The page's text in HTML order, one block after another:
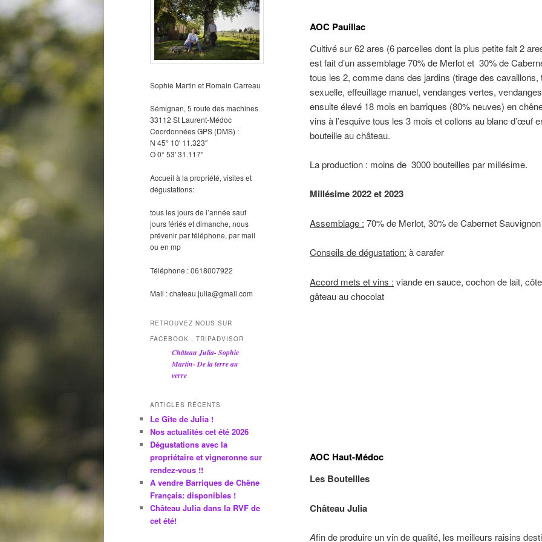
AOC Pauillac
Cultivé sur 62 ares (6 parcelles dont la plus petite fait 2
est fait d’un assemblage 70% de Merlot et 30% de
tous les 2, comme dans des jardins (tirage des
sexuelle, effeuillage manuel, vendanges vertes,
ensuite élevé 18 mois en barriques (80% neuves) en
vins à l’esquive tous les 3 mois et collons au blanc d’œuf
bouteille au château.
La production : moins de 3000 bouteilles par millésime.
Millésime 2022 et 2023
Assemblage : 70% de Merlot, 30% de Cabernet Sauvignon
Conseils de dégustation: à carafer
Accord mets et vins : viande en sauce, cochon de lait,
gâteau au chocolat
AOC Haut-Médoc
Les Bouteilles
Château Julia
Afin de produire un vin de qualité, les meilleurs raisins
Sophie Martin et Romain Carreau
Sémignan, 5 route des machines
33112 St Laurent-Médoc
Coordonnées GPS (DMS) :
N 45° 10′ 11.323″
O 0° 53′ 31.117″
Accueil à la propriété, visites et
dégustations:
tous les jours de l’année sauf
jours fériés et dimanche, nous
prévenir par téléphone, par mail
ou en mp
Téléphone : 0618007922
Mail : chateau.julia@gmail.com
RETROUVEZ NOUS SUR
FACEBOOK , TRIPADVISOR
Château Julia- Sophie
Martin- De la terre au
verre
ARTICLES RÉCENTS
Le Gîte de Julia !
Nos actualités cet été 2026
Dégustations avec la
propriétaire et vigneronne sur
rendez-vous !!
A vendre Barriques de Chêne
Français: disponibles !
Château Julia dans la RVF de
cet été!